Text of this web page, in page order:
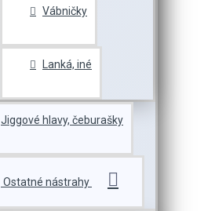
Vábničky
Lanká, iné
Jiggové hlavy, čeburašky
Ostatné nástrahy